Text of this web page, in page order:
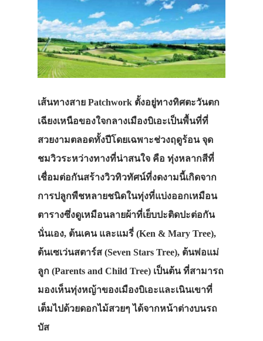
เส้นทางสาย Patchwork ตั้งอยู่ทางทิศตะวันตก
เฉียงเหนือของใจกลางเมืองบิเอะเป็นพื้นที่ที่
สวยงามตลอดทั้งปีโดยเฉพาะช่วงฤดูร้อน จุด
ชมวิวระหว่างทางที่น่าสนใจ คือ ทุ่งหลากสีที่
เชื่อมต่อกันสร้างวิวทิวทัศน์ที่งดงามนี้เกิดจาก
การปลูกพืชหลายชนิดในทุ่งที่แบ่งออกเหมือน
ตารางซึ่งดูเหมือนลายผ้าที่เย็บปะติดปะต่อกัน
นั่นเอง, ต้นเคน และแมรี่ (Ken & Mary Tree),
ต้นเซเว่นสตาร์ส (Seven Stars Tree), ต้นพ่อแม่
ลูก (Parents and Child Tree) เป็นต้น ที่สามารถ
มองเห็นทุ่งหญ้าของเมืองบิเอะและเนินเขาที่
เต็มไปด้วยดอกไม้สวยๆ ได้จากหน้าต่างบนรถ
บัส